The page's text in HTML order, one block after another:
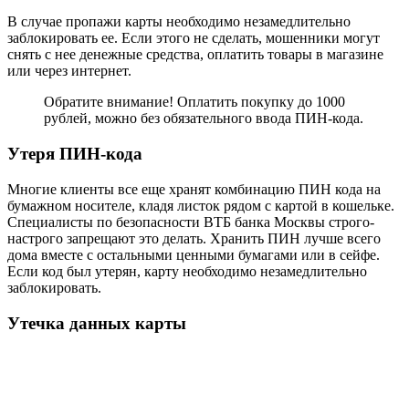
В случае пропажи карты необходимо незамедлительно
заблокировать ее. Если этого не сделать, мошенники могут
снять с нее денежные средства, оплатить товары в магазине
или через интернет.
Обратите внимание! Оплатить покупку до 1000
рублей, можно без обязательного ввода ПИН-кода.
Утеря ПИН-кода
Многие клиенты все еще хранят комбинацию ПИН кода на
бумажном носителе, кладя листок рядом с картой в кошельке.
Специалисты по безопасности ВТБ банка Москвы строго-
настрого запрещают это делать. Хранить ПИН лучше всего
дома вместе с остальными ценными бумагами или в сейфе.
Если код был утерян, карту необходимо незамедлительно
заблокировать.
Утечка данных карты